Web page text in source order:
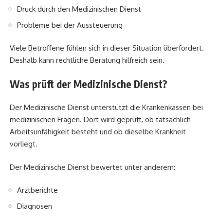
Druck durch den Medizinischen Dienst
Probleme bei der Aussteuerung
Viele Betroffene fühlen sich in dieser Situation überfordert.
Deshalb kann rechtliche Beratung hilfreich sein.
Was prüft der Medizinische Dienst?
Der Medizinische Dienst unterstützt die Krankenkassen bei
medizinischen Fragen. Dort wird geprüft, ob tatsächlich
Arbeitsunfähigkeit besteht und ob dieselbe Krankheit
vorliegt.
Der Medizinische Dienst bewertet unter anderem:
Arztberichte
Diagnosen